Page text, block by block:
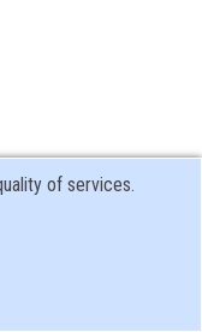
of services.